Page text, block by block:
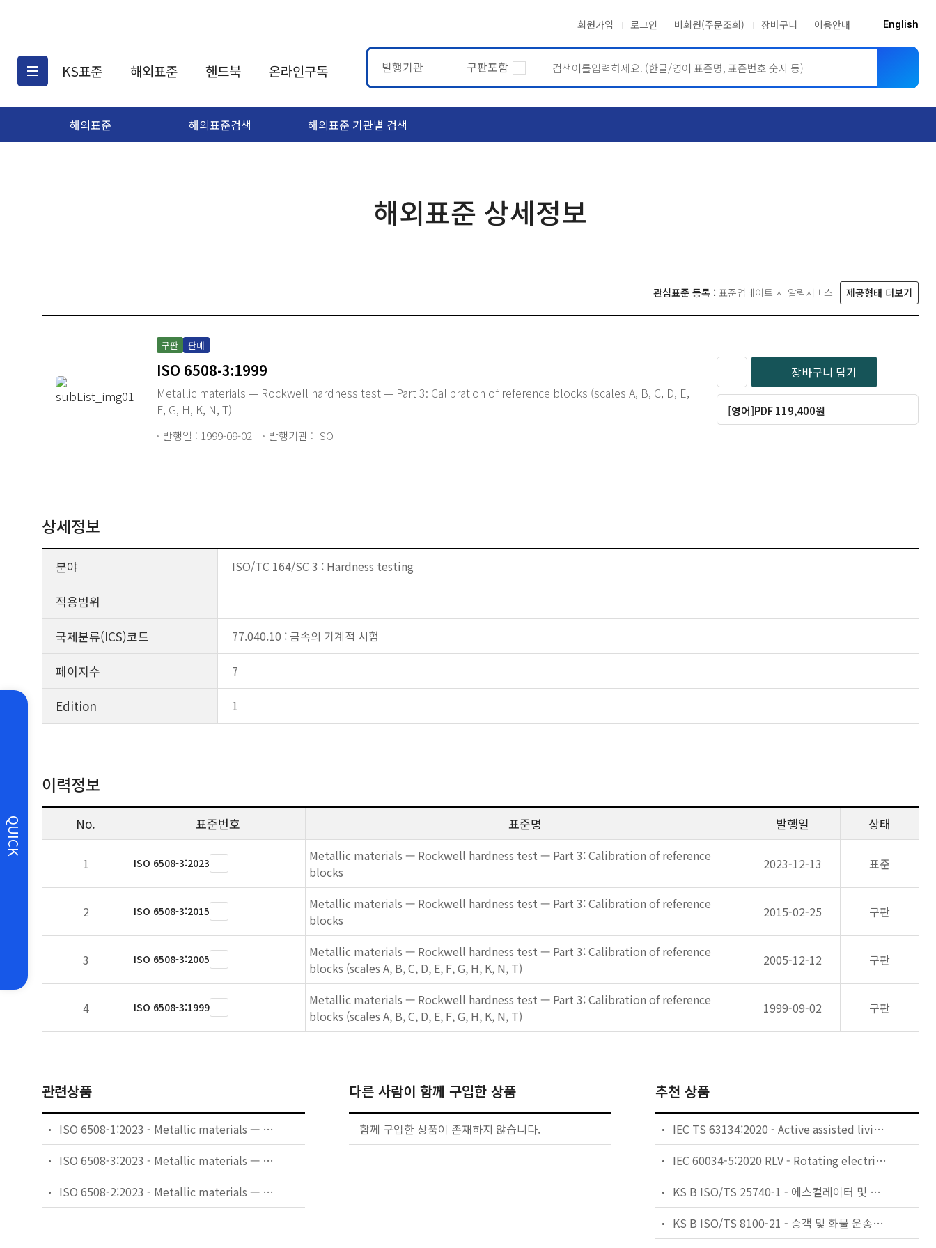
회원가입 로그인 비회원(주문조회) 장바구니 이용안내 English
KS표준
KS표준검색
해외표준
해외표준검색
핸드북 온라인구독 발행기관 구판포함
QUICK
해외표준 해외표준검색 해외표준 기관별 검색
해외표준 상세정보
관심표준 등록 : 표준업데이트 시 알림서비스 제공형태 더보기
구판 판매
ISO 6508-3:1999
Metallic materials — Rockwell hardness test — Part 3: Calibration of reference blocks (scales A, B, C, D, E,
F, G, H, K, N, T)
발행일 : 1999-09-02 발행기관 : ISO
장바구니 담기
[영어]PDF 119,400원
상세정보
분야 ISO/TC 164/SC 3 : Hardness testing
적용범위
국제분류(ICS)코드
77.040.10 : 금속의 기계적 시험
페이지수 7
Edition 1
이력정보
No. 표준번호 표준명 발행일 상태
1 ISO 6508-3:2023
Metallic materials — Rockwell hardness test — Part 3: Calibration of reference
blocks
2023-12-13 표준
2 ISO 6508-3:2015
Metallic materials — Rockwell hardness test — Part 3: Calibration of reference
blocks
2015-02-25 구판
3 ISO 6508-3:2005
Metallic materials — Rockwell hardness test — Part 3: Calibration of reference
blocks (scales A, B, C, D, E, F, G, H, K, N, T)
2005-12-12 구판
4 ISO 6508-3:1999
Metallic materials — Rockwell hardness test — Part 3: Calibration of reference
blocks (scales A, B, C, D, E, F, G, H, K, N, T)
1999-09-02 구판
관련상품
ISO 6508-1:2023 - Metallic materials — Rockwell hardness test — Part 1: Test method
ISO 6508-3:2023 - Metallic materials — Rockwell hardness test — Part 3: Calibration of reference blocks
ISO 6508-2:2023 - Metallic materials — Rockwell hardness test — Part 2: Verification and calibration of testing machines and indenters
다른 사람이 함께 구입한 상품
함께 구입한 상품이 존재하지 않습니다.
추천 상품
IEC TS 63134:2020 - Active assisted living (AAL) use cases
IEC 60034-5:2020 RLV - Rotating electrical machines - Part 5: Degrees of protection provided by the integral design of rotating electrical machines (IP code) - Classification
KS B ISO/TS 25740-1 - 에스컬레이터 및 무빙워크에 대한 안전요건 — 제1부: 세계공통 필수 안전요건(GESRs)
KS B ISO/TS 8100-21 - 승객 및 화물 운송용 엘리베이터 —제21부: 세계공통 필수안전요건(GESRs)을 충족하는 세계공통 안전 파라미터(GSPs)